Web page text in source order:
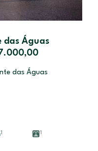
das Águas
das Águas
1 1